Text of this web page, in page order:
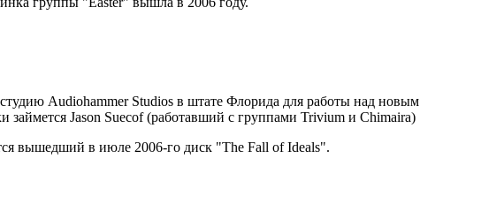
Audiohammer Studios в штате Флорида для работы над новым
займется Jason Suecof (работавший с группами Trivium и Chimaira)
вышедший в июле 2006-го диск "The Fall of Ideals".